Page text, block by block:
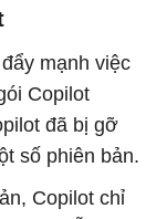
mạnh việc
Copilot
đã bị gỡ
số phiên bản.
Copilot chỉ